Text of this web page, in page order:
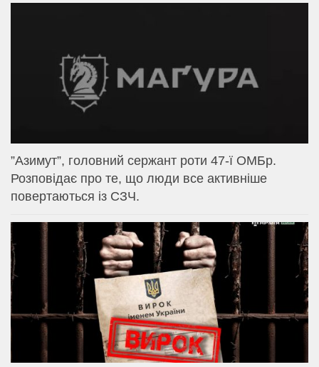
⁨”Азимут”, головний сержант роти 47-ї ОМБр.
Розповідає про те, що люди все активніше
повертаються із СЗЧ.